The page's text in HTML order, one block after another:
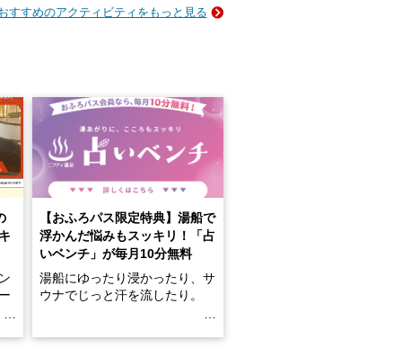
すすめのアクティビティをもっと見る
【おふろパス限定特典】湯船で
浮かんだ悩みもスッキリ！「占
いベンチ」が毎月10分無料
湯船にゆったり浸かったり、サ
ウナでじっと汗を流したり。